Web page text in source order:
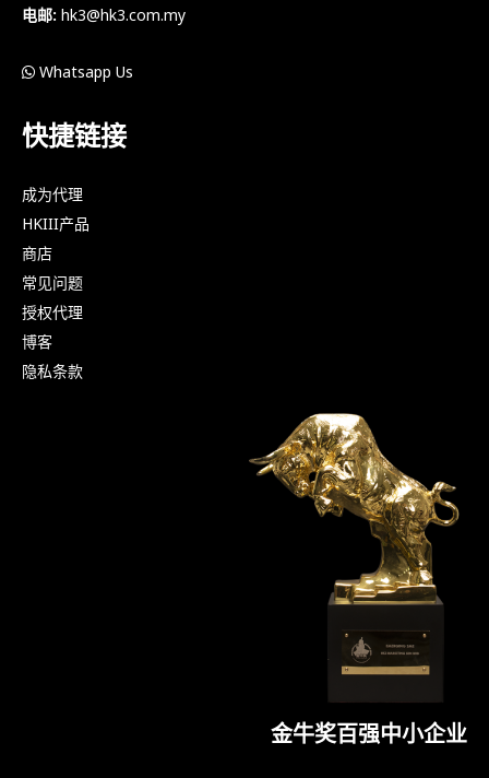
电邮: hk3@hk3.com.my
Whatsapp Us
快捷链接
成为代理
HKIII产品
商店
常见问题
授权代理
博客
隐私条款
金牛奖百强中小企业